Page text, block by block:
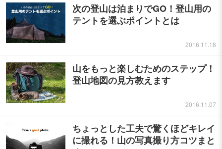
次の登山は泊まりでGO！登山用の
テントを選ぶポイントとは
2016.11.18
山をもっと楽しむためのステップ！
登山地図の見方教えます
2016.11.07
ちょっとした工夫で驚くほどキレイ
に撮れる！山の写真撮り方コツまと